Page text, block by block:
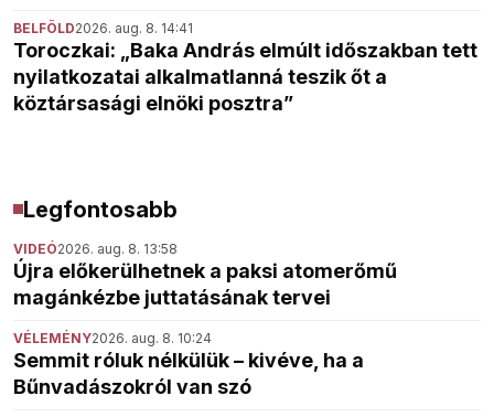
BELFÖLD2026. aug. 8. 14:41
Toroczkai: „Baka András elmúlt időszakban tett
nyilatkozatai alkalmatlanná teszik őt a
köztársasági elnöki posztra”
Legfontosabb
VIDEÓ2026. aug. 8. 13:58
Újra előkerülhetnek a paksi atomerőmű
magánkézbe juttatásának tervei
VÉLEMÉNY2026. aug. 8. 10:24
Semmit róluk nélkülük – kivéve, ha a
Bűnvadászokról van szó